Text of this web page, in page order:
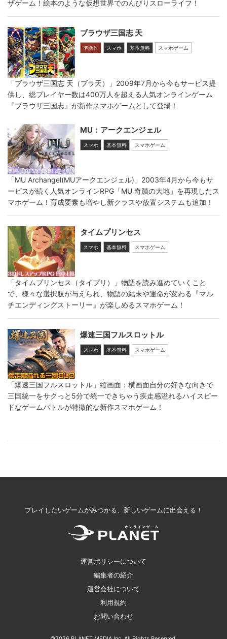
ザゲーム！絵本のような仮想世界でのんびりスローライフ！
ブラウザ三国志 天
準新作 スマホ 基本無料 スマホゲーム
「ブラウザ三国志 天（ブラ天）」2009年7月から今もサービス提
供し、総プレイヤー数は400万人を超える人気オンラインゲーム
『ブラウザ三国志』が新作スマホゲームとして登場！
MU：アークエンジェル
スマホ 基本無料 スマホゲーム
「MU Archangel(MUアークエンジェル)」2003年4月から今もサ
ービスが続く人気オンラインRPG「MU 奇蹟の大地」を再現したス
マホゲーム！育成要素も増やし新クラスや放置システムも追加！
タイムプリンセス
スマホ 基本無料 スマホゲーム
「タイムプリンセス（タイプリ）」物語を読み進めていくこと
で、様々な選択肢が与えられ、物語の結末や運命が変わる『マル
チエンディングストーリー』が楽しめるスマホゲーム！
爆速三国フルスロットル
スマホ 基本無料 スマホゲーム
「爆速三国フルスロットル」縦画面：横画面自分の好きな向きで
三国統一をサクっと5分で統一できちゃう疾走感溢れるハイスピー
ドなゲームバトルが特徴的な新作スマホゲーム！
プレイしたいゲームがみつかる、新しいゲームに出会える！
運営ポリシーについて
編集者の紹介
運営会社について
利用規約
お問い合わせ